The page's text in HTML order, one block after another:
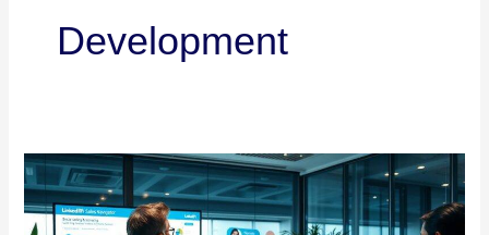
Development
¿Sabes
Cómo
Exprimir